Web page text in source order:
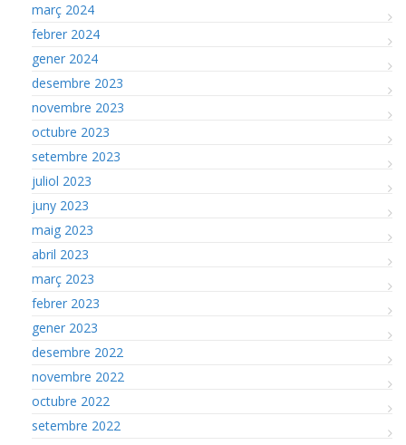
març 2024
febrer 2024
gener 2024
desembre 2023
novembre 2023
octubre 2023
setembre 2023
juliol 2023
juny 2023
maig 2023
abril 2023
març 2023
febrer 2023
gener 2023
desembre 2022
novembre 2022
octubre 2022
setembre 2022